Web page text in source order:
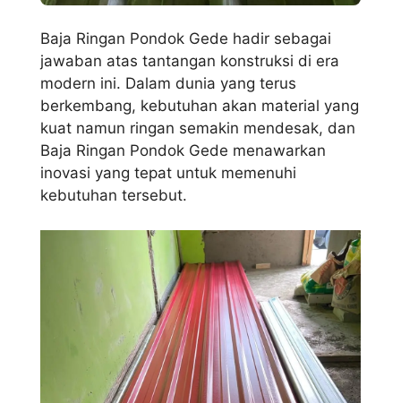
Baja Ringan Pondok Gede hadir sebagai
jawaban atas tantangan konstruksi di era
modern ini. Dalam dunia yang terus
berkembang, kebutuhan akan material yang
kuat namun ringan semakin mendesak, dan
Baja Ringan Pondok Gede menawarkan
inovasi yang tepat untuk memenuhi
kebutuhan tersebut.